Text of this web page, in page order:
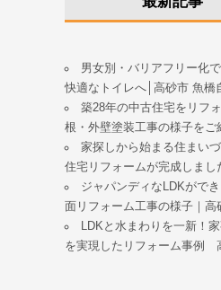
男女別・バリアフリー化
快適なトイレへ│高砂市 魚橋
築28年の中古住宅をリフ
根・外壁塗装工事の様子をご
家探しから始まる住まい
住宅リフォームが完成しまし
ジャパンディなLDKがで
面リフォーム工事の様子｜高
LDKと水まわりを一新！
を実現したリフォーム事例